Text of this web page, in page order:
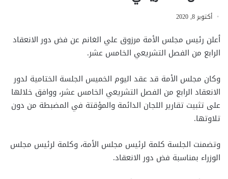
أكتوبر 8, 2020
أعلن رئيس مجلس الأمة مرزوق علي الغانم عن فض دور الانعقاد
الرابع من الفصل التشريعي الخامس عشر.
وكان مجلس الأمة قد عقد اليوم الخميس الجلسة الختامية لدور
الانعقاد الرابع من الفصل التشريعي الخامس عشر، ووافق خلالها
على تثبيت تقارير اللجان الدائمة والمؤقتة في المضبطة من دون
تلاوتها.
وتضمنت الجلسة كلمة لرئيس مجلس الأمة، وكلمة لرئيس مجلس
الوزراء بمناسبة فض دور الانعقاد.